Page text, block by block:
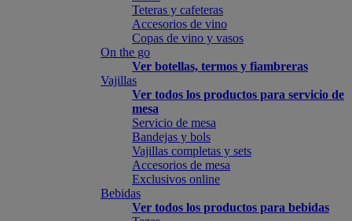
Teteras y cafeteras
Accesorios de vino
Copas de vino y vasos
On the go
Ver botellas, termos y fiambreras
Vajillas
Ver todos los productos para servicio de
mesa
Servicio de mesa
Bandejas y bols
Vajillas completas y sets
Accesorios de mesa
Exclusivos online
Bebidas
Ver todos los productos para bebidas